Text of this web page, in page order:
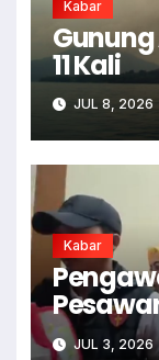
Kabar
11 Kali
JUL 8, 2026
Kabar
Pukul
JUL 3, 2026